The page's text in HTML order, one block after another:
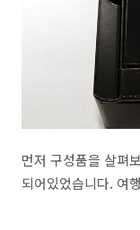
먼저 구성품을 살펴
되어있었습니다. 여